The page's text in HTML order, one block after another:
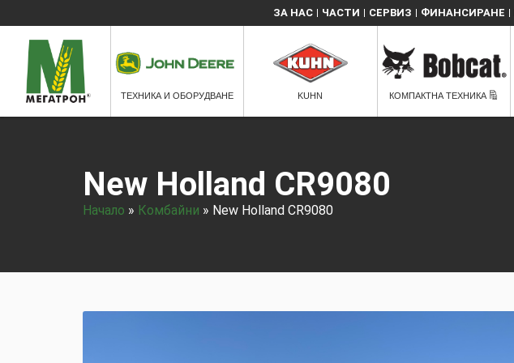
ЗА НАС ЧАСТИ СЕРВИЗ ФИНАНСИРАНЕ
ТЕХНИКА И ОБОРУДВАНЕ KUHN КОМПАКТНА ТЕХНИКА
New Holland CR9080
Начало » Комбайни » New Holland CR9080